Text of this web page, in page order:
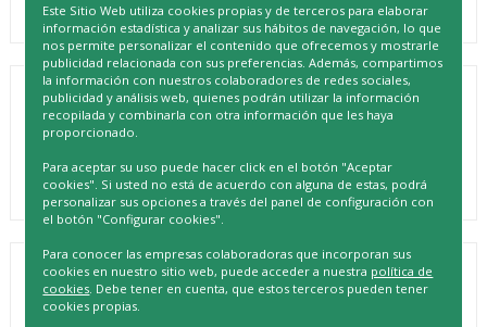
PINZA HIELO EXTRA REF. 2020
REF. 8412487001289
DESCRIPCIÓN
¡Presentamos la PINZA HIELO EXTRA REF. 2020, la
Este Sitio Web utiliza cookies propias y de terceros para elaborar
información estadística y analizar sus hábitos de navegación, lo que
nos permite personalizar el contenido que ofrecemos y mostrarle
publicidad relacionada con sus preferencias. Además, compartimos
la información con nuestros colaboradores de redes sociales,
publicidad y análisis web, quienes podrán utilizar la información
recopilada y combinarla con otra información que les haya
proporcionado.
Para aceptar su uso puede hacer click en el botón "Aceptar
cookies". Si usted no está de acuerdo con alguna de estas, podrá
personalizar sus opciones a través del panel de configuración con
el botón "Configurar cookies".
Para conocer las empresas colaboradoras que incorporan sus
cookies en nuestro sitio web, puede acceder a nuestra política de
cookies . Debe tener en cuenta, que estos terceros pueden tener
cookies propias.